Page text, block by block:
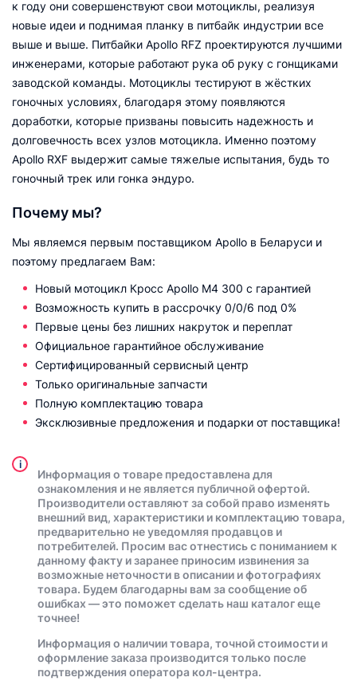
к году они совершенствуют свои мотоциклы, реализуя
новые идеи и поднимая планку в питбайк индустрии все
выше и выше. Питбайки Apollo RFZ проектируются лучшими
инженерами, которые работают рука об руку с гонщиками
заводской команды. Мотоциклы тестируют в жёстких
гоночных условиях, благодаря этому появляются
доработки, которые призваны повысить надежность и
долговечность всех узлов мотоцикла. Именно поэтому
Apollo RXF выдержит самые тяжелые испытания, будь то
гоночный трек или гонка эндуро.
Почему мы?
Мы являемся первым поставщиком Apollo в Беларуси и
поэтому предлагаем Вам:
Новый мотоцикл Кросс Apollo M4 300 с гарантией
Возможность купить в рассрочку 0/0/6 под 0%
Первые цены без лишних накруток и переплат
Официальное гарантийное обслуживание
Сертифицированный сервисный центр
Только оригинальные запчасти
Полную комплектацию товара
Эксклюзивные предложения и подарки от поставщика!
i
Информация о товаре предоставлена для
ознакомления и не является публичной офертой.
Производители оставляют за собой право изменять
внешний вид, характеристики и комплектацию товара,
предварительно не уведомляя продавцов и
потребителей. Просим вас отнестись с пониманием к
данному факту и заранее приносим извинения за
возможные неточности в описании и фотографиях
товара. Будем благодарны вам за сообщение об
ошибках — это поможет сделать наш каталог еще
точнее!
Информация о наличии товара, точной стоимости и
оформление заказа производится только после
подтверждения оператора кол-центра.